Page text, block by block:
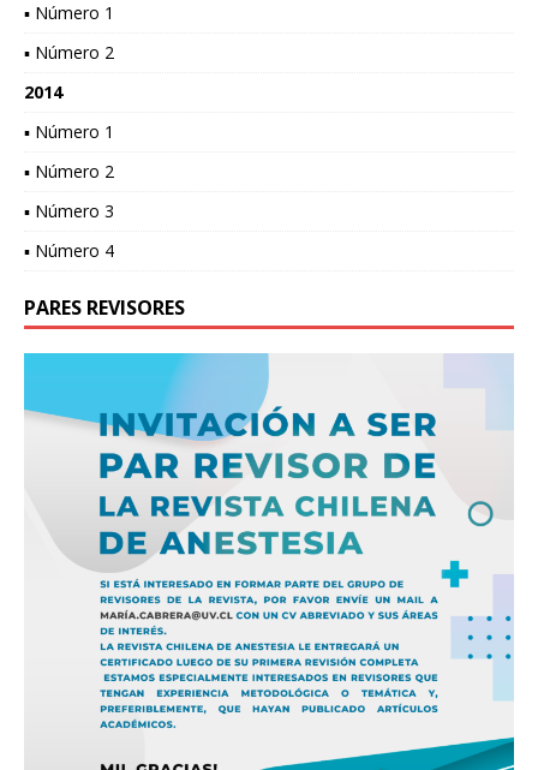
▪ Número 1
▪ Número 2
2014
▪ Número 1
▪ Número 2
▪ Número 3
▪ Número 4
PARES REVISORES